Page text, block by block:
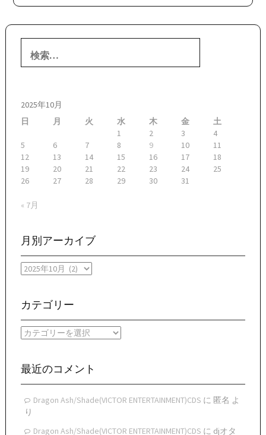
索:
2025年10月
日
月 火 水 木 金
土
1
2 3
4
5
6 7 8 9 10
11
12
13 14 15 16 17
18
19
20 21 22 23 24
25
26
27 28 29 30 31
« 7月
月別アーカイブ
月
ー
イ
ブ
カテゴリー
カ
リ
最近のコメント
Dragon Ash/Shade(VICTOR ENTERTAINMENT)CDS に 匿名 よ
り
Dragon Ash/Shade(VICTOR ENTERTAINMENT)CDS に djオタ